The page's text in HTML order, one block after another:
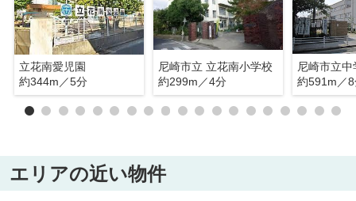
立花南愛児園
約344m／5分
尼崎市立 立花南小学校
約299m／4分
約591m／
エリアの近い物件